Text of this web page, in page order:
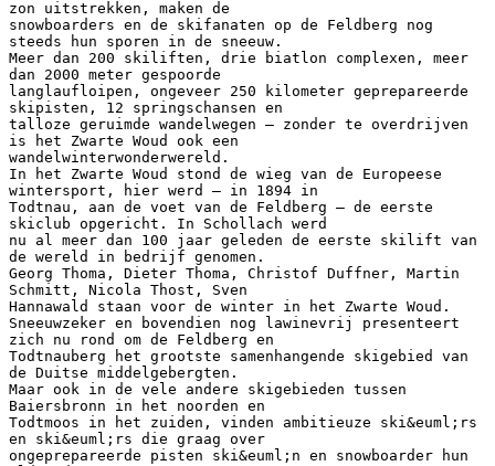
zon uitstrekken, maken de
snowboarders en de skifanaten op de Feldberg nog
steeds hun sporen in de sneeuw.
Meer dan 200 skiliften, drie biatlon complexen, meer
dan 2000 meter gespoorde
langlaufloipen, ongeveer 250 kilometer geprepareerde
skipisten, 12 springschansen en
talloze geruimde wandelwegen – zonder te overdrijven
is het Zwarte Woud ook een
wandelwinterwonderwereld.
In het Zwarte Woud stond de wieg van de Europeese
wintersport, hier werd – in 1894 in
Todtnau, aan de voet van de Feldberg – de eerste
skiclub opgericht. In Schollach werd
nu al meer dan 100 jaar geleden de eerste skilift van
de wereld in bedrijf genomen.
Georg Thoma, Dieter Thoma, Christof Duffner, Martin
Schmitt, Nicola Thost, Sven
Hannawald staan voor de winter in het Zwarte Woud.
Sneeuwzeker en bovendien nog lawinevrij presenteert
zich nu rond om de Feldberg en
Todtnauberg het grootste samenhangende skigebied van
de Duitse middelgebergten.
Maar ook in de vele andere skigebieden tussen
Baiersbronn in het noorden en
Todtmoos in het zuiden, vinden ambitieuze ski&euml;rs
en ski&euml;rs die graag over
ongeprepareerde pisten ski&euml;n en snowboarder hun